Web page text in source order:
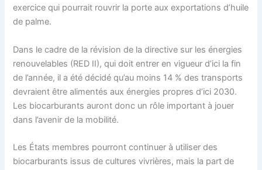
exercice qui pourrait rouvrir la porte aux exportations d’huile
de palme.
Dans le cadre de la révision de la directive sur les énergies
renouvelables (RED II), qui doit entrer en vigueur d’ici la fin
de l’année, il a été décidé qu’au moins 14 % des transports
devraient être alimentés aux énergies propres d’ici 2030.
Les biocarburants auront donc un rôle important à jouer
dans l’avenir de la mobilité.
Les États membres pourront continuer à utiliser des
biocarburants issus de cultures vivrières, mais la part de